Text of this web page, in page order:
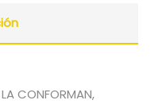
LA CONFORMAN,